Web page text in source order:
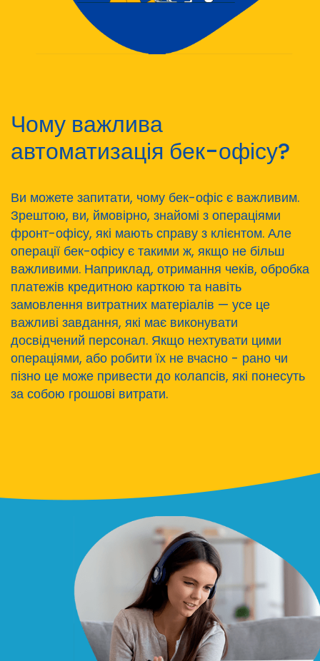
Чому важлива
автоматизація бек-офісу?
Ви можете запитати, чому бек-офіс є важливим.
Зрештою, ви, ймовірно, знайомі з операціями
фронт-офісу, які мають справу з клієнтом. Але
операції бек-офісу є такими ж, якщо не більш
важливими. Наприклад, отримання чеків, обробка
платежів кредитною карткою та навіть
замовлення витратних матеріалів — усе це
важливі завдання, які має виконувати
досвідчений персонал. Якщо нехтувати цими
операціями, або робити їх не вчасно - рано чи
пізно це може привести до колапсів, які понесуть
за собою грошові витрати.